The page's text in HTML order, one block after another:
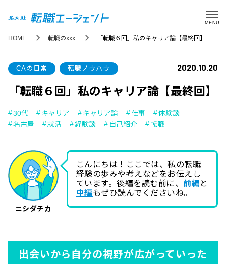
MENU
HOME 転職のxxx 「転職６回」私のキャリア論【最終回】
CAの日常 転職ノウハウ 2020.10.20
「転職６回」私のキャリア論【最終回】
30代 キャリア キャリア論 仕事
体験談
名古屋
就活 経験談 自己紹介 転職
ニシダチカ
こんにちは！ここでは、私の転職
経験の歩みや考えなどをお伝えし
ています。後編を読む前に、 前編 と
中編もぜひ読んでくださいね。
出会いから自分の視野が広がっていった